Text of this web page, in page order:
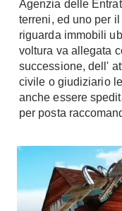
Armadi su
Armadi Angolo
I consigli sugli
Camerette
Camerette
Letti a Castello
Per Neonati
Lettini
Agenzia delle
terreni, ed uno per
riguarda immobili
voltura va allegata
successione, dell'
civile o giudiziario
anche essere
per posta